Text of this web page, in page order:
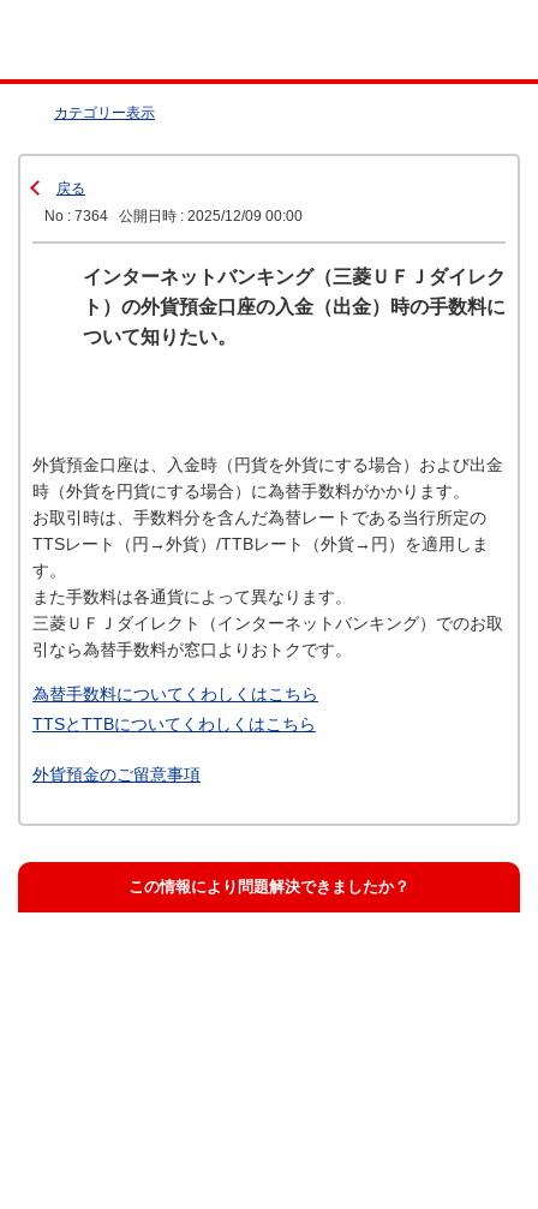
カテゴリー表示
戻る
No : 7364
公開日時 : 2025/12/09 00:00
インターネットバンキング（三菱ＵＦＪダイレク
ト）の外貨預金口座の入金（出金）時の手数料に
ついて知りたい。
外貨預金口座は、入金時（円貨を外貨にする場合）および出金
時（外貨を円貨にする場合）に為替手数料がかかります。
お取引時は、手数料分を含んだ為替レートである当行所定の
TTSレート（円→外貨）/TTBレート（外貨→円）を適用しま
す。
また手数料は各通貨によって異なります。
三菱ＵＦＪダイレクト（インターネットバンキング）でのお取
引なら為替手数料が窓口よりおトクです。
為替手数料についてくわしくはこちら
TTSとTTBについてくわしくはこちら
外貨預金のご留意事項
この情報により問題解決できましたか？